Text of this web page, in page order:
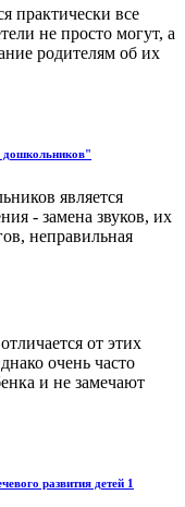
практически все
не просто могут, а
родителям об их
дошкольников"
является
- замена звуков, их
неправильная
от этих
очень часто
и не замечают
развития детей 1